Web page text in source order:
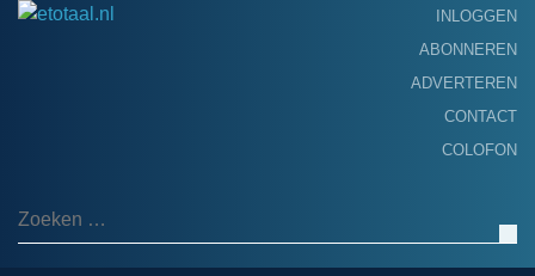
INLOGGEN
ABONNEREN
ADVERTEREN
CONTACT
COLOFON
Zoeken naar: